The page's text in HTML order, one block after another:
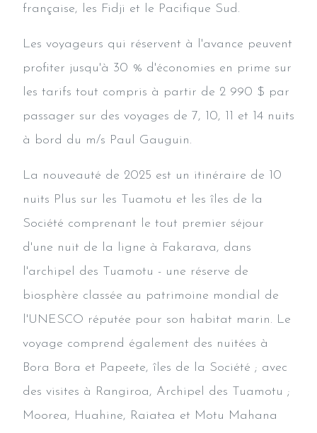
française, les Fidji et le Pacifique Sud.
Les voyageurs qui réservent à l'avance peuvent
profiter jusqu'à 30 % d'économies en prime sur
les tarifs tout compris à partir de 2 990 $ par
passager sur des voyages de 7, 10, 11 et 14 nuits
à bord du m/s Paul Gauguin.
La nouveauté de 2025 est un itinéraire de 10
nuits Plus sur les Tuamotu et les îles de la
Société comprenant le tout premier séjour
d'une nuit de la ligne à Fakarava, dans
l'archipel des Tuamotu - une réserve de
biosphère classée au patrimoine mondial de
l'UNESCO réputée pour son habitat marin. Le
voyage comprend également des nuitées à
Bora Bora et Papeete, îles de la Société ; avec
des visites à Rangiroa, Archipel des Tuamotu ;
Moorea, Huahine, Raiatea et Motu Mahana